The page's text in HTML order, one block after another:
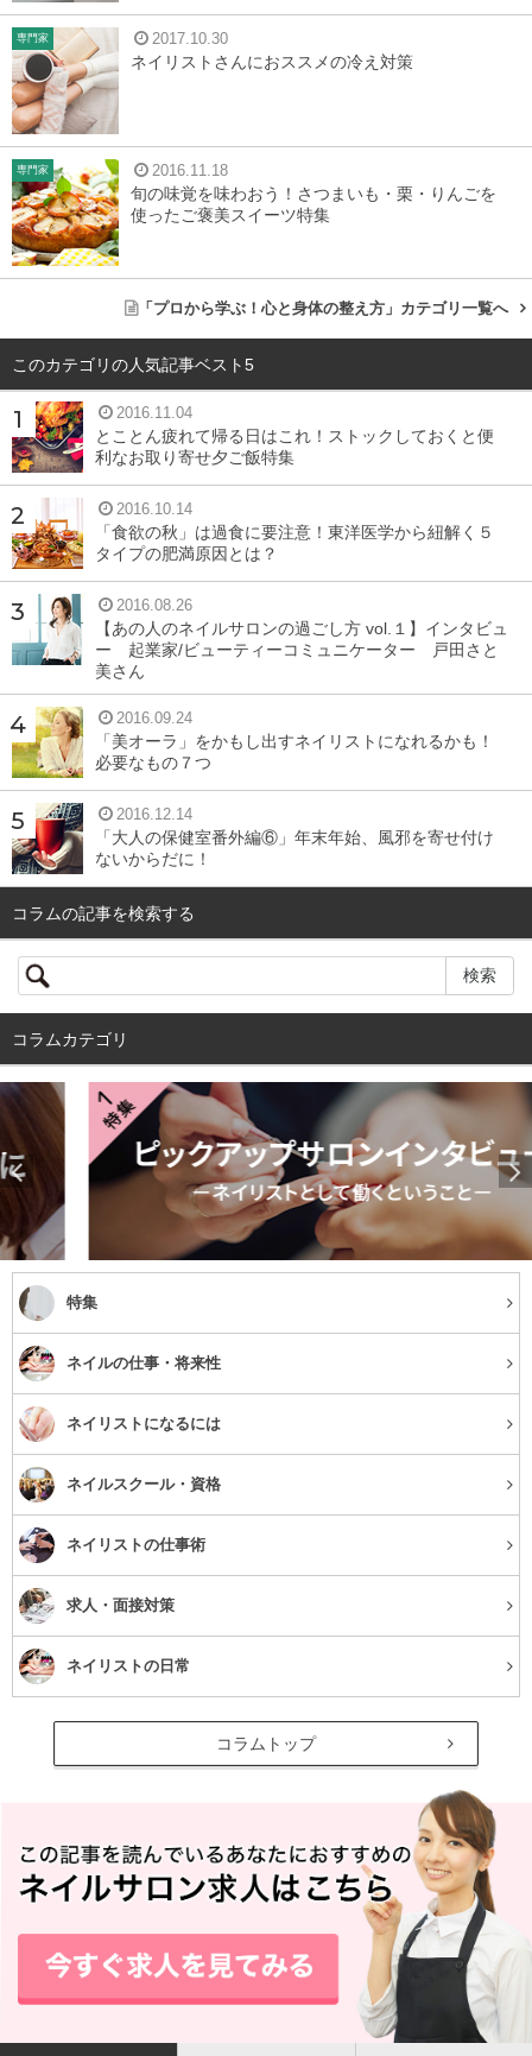
専門家 2017.10.30
ネイリストさんにおススメの冷え対策
専門家 2016.11.18
旬の味覚を味わおう！さつまいも・栗・りんごを
使ったご褒美スイーツ特集
「プロから学ぶ！心と身体の整え方」カテゴリ一覧へ
このカテゴリの人気記事ベスト5
2016.11.04
とことん疲れて帰る日はこれ！ストックしておくと便
利なお取り寄せ夕ご飯特集
2016.10.14
「食欲の秋」は過食に要注意！東洋医学から紐解く５
タイプの肥満原因とは？
2016.08.26
【あの人のネイルサロンの過ごし方 vol.１】インタビュ
ー 起業家/ビューティーコミュニケーター 戸田さと
美さん
2016.09.24
「美オーラ」をかもし出すネイリストになれるかも！
必要なもの７つ
2016.12.14
「大人の保健室番外編⑥」年末年始、風邪を寄せ付け
ないからだに！
コラムの記事を検索する
コラムカテゴリ
特集
ネイルの仕事・将来性
ネイリストになるには
ネイルスクール・資格
ネイリストの仕事術
求人・面接対策
ネイリストの日常
コラムトップ